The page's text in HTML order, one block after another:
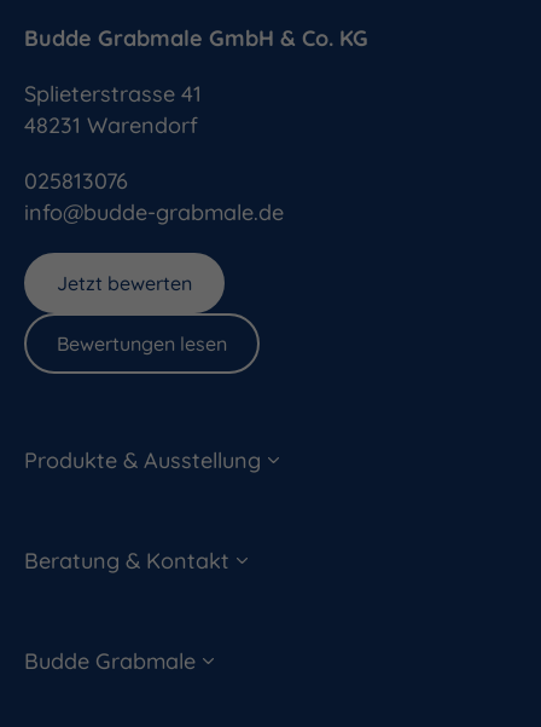
Budde Grabmale GmbH & Co. KG
info@budde-grabmale.de
025813076
Splieterstrasse 41
48231 Warendorf
Jetzt bewerten
Bewertungen lesen
Produkte & Ausstellung
Beratung & Kontakt
Budde Grabmale